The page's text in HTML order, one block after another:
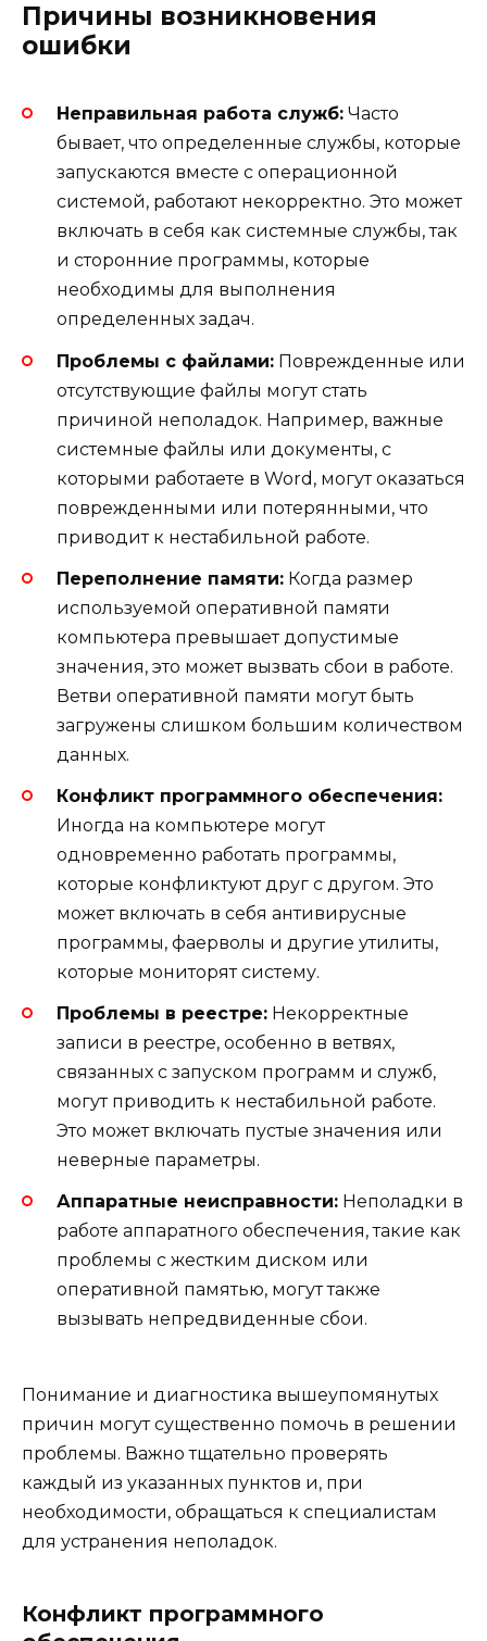
Причины возникновения
ошибки
Неправильная работа служб: Часто
бывает, что определенные службы, которые
запускаются вместе с операционной
системой, работают некорректно. Это может
включать в себя как системные службы, так
и сторонние программы, которые
необходимы для выполнения
определенных задач.
Проблемы с файлами: Поврежденные или
отсутствующие файлы могут стать
причиной неполадок. Например, важные
системные файлы или документы, с
которыми работаете в Word, могут оказаться
поврежденными или потерянными, что
приводит к нестабильной работе.
Переполнение памяти: Когда размер
используемой оперативной памяти
компьютера превышает допустимые
значения, это может вызвать сбои в работе.
Ветви оперативной памяти могут быть
загружены слишком большим количеством
данных.
Конфликт программного обеспечения:
Иногда на компьютере могут
одновременно работать программы,
которые конфликтуют друг с другом. Это
может включать в себя антивирусные
программы, фаерволы и другие утилиты,
которые мониторят систему.
Проблемы в реестре: Некорректные
записи в реестре, особенно в ветвях,
связанных с запуском программ и служб,
могут приводить к нестабильной работе.
Это может включать пустые значения или
неверные параметры.
Аппаратные неисправности: Неполадки в
работе аппаратного обеспечения, такие как
проблемы с жестким диском или
оперативной памятью, могут также
вызывать непредвиденные сбои.
Понимание и диагностика вышеупомянутых
причин могут существенно помочь в решении
проблемы. Важно тщательно проверять
каждый из указанных пунктов и, при
необходимости, обращаться к специалистам
для устранения неполадок.
Конфликт программного